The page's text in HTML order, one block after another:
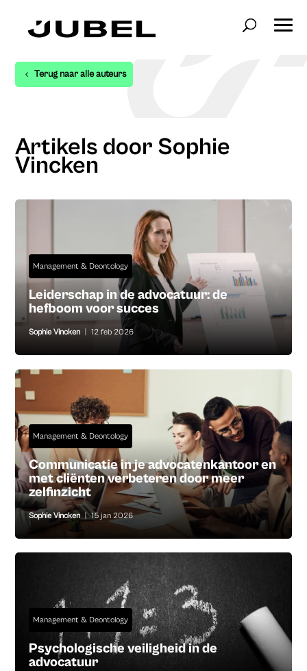
Terug naar alle auteurs
Artikels door Sophie
Vincken
Management & Deontology
Leiderschap in de advocatuur: de
hefboom voor succes
Sophie Vincken 12 feb 2026
Management & Deontology
Communicatie in je advocatenkantoor en
met cliënten verbeteren door meer
zelfinzicht
Sophie Vincken | 15 jan 2026
Management & Deontology
Psychologische veiligheid in de
advocatuur